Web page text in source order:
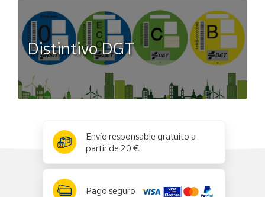
Distintivo DGT
Envío responsable gratuito a
partir de 20 €
Pago seguro